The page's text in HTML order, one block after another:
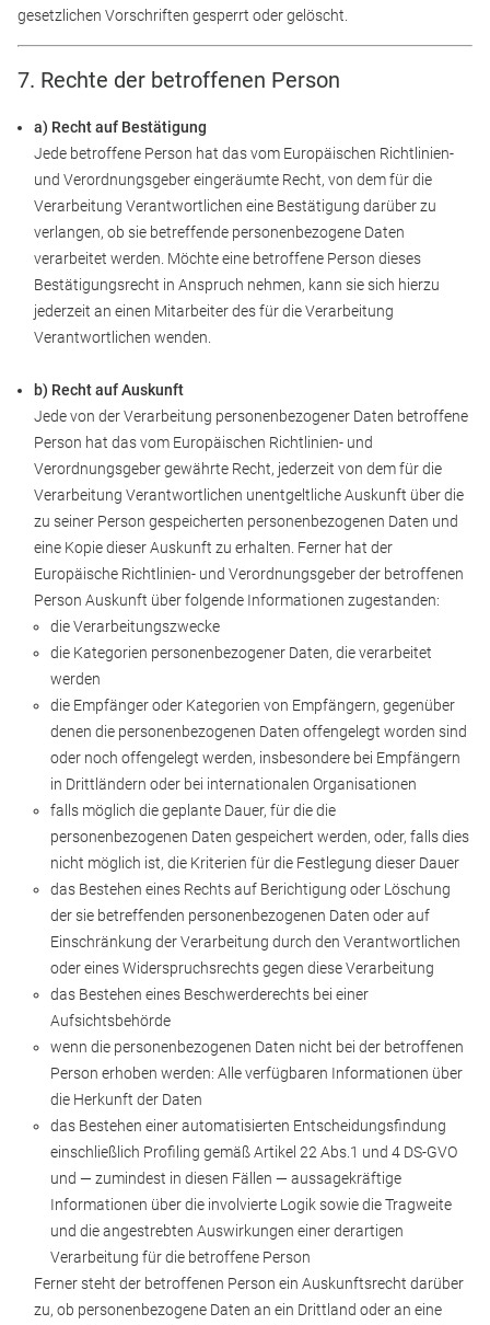
gesetzlichen Vorschriften gesperrt oder gelöscht.
7. Rechte der betroffenen Person
a) Recht auf Bestätigung
Jede betroffene Person hat das vom Europäischen Richtlinien-
und Verordnungsgeber eingeräumte Recht, von dem für die
Verarbeitung Verantwortlichen eine Bestätigung darüber zu
verlangen, ob sie betreffende personenbezogene Daten
verarbeitet werden. Möchte eine betroffene Person dieses
Bestätigungsrecht in Anspruch nehmen, kann sie sich hierzu
jederzeit an einen Mitarbeiter des für die Verarbeitung
Verantwortlichen wenden.
b) Recht auf Auskunft
Jede von der Verarbeitung personenbezogener Daten betroffene
Person hat das vom Europäischen Richtlinien- und
Verordnungsgeber gewährte Recht, jederzeit von dem für die
Verarbeitung Verantwortlichen unentgeltliche Auskunft über die
zu seiner Person gespeicherten personenbezogenen Daten und
eine Kopie dieser Auskunft zu erhalten. Ferner hat der
Europäische Richtlinien- und Verordnungsgeber der betroffenen
Person Auskunft über folgende Informationen zugestanden:
die Verarbeitungszwecke
die Kategorien personenbezogener Daten, die verarbeitet
werden
die Empfänger oder Kategorien von Empfängern, gegenüber
denen die personenbezogenen Daten offengelegt worden sind
oder noch offengelegt werden, insbesondere bei Empfängern
in Drittländern oder bei internationalen Organisationen
falls möglich die geplante Dauer, für die die
personenbezogenen Daten gespeichert werden, oder, falls dies
nicht möglich ist, die Kriterien für die Festlegung dieser Dauer
das Bestehen eines Rechts auf Berichtigung oder Löschung
der sie betreffenden personenbezogenen Daten oder auf
Einschränkung der Verarbeitung durch den Verantwortlichen
oder eines Widerspruchsrechts gegen diese Verarbeitung
das Bestehen eines Beschwerderechts bei einer
Aufsichtsbehörde
wenn die personenbezogenen Daten nicht bei der betroffenen
Person erhoben werden: Alle verfügbaren Informationen über
die Herkunft der Daten
das Bestehen einer automatisierten Entscheidungsfindung
einschließlich Profiling gemäß Artikel 22 Abs.1 und 4 DS-GVO
und — zumindest in diesen Fällen — aussagekräftige
Informationen über die involvierte Logik sowie die Tragweite
und die angestrebten Auswirkungen einer derartigen
Verarbeitung für die betroffene Person
Ferner steht der betroffenen Person ein Auskunftsrecht darüber
zu, ob personenbezogene Daten an ein Drittland oder an eine